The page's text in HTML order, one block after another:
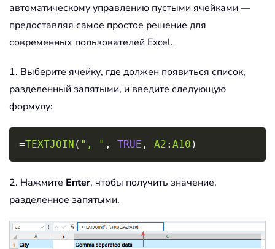
автоматическому управлению пустыми ячейками —
предоставляя самое простое решение для
современных пользователей Excel.
1. Выберите ячейку, где должен появиться список,
разделенный запятыми, и введите следующую
формулу:
=TEXTJOIN ( ", " , TRUE , A2 : A10 )
2. Нажмите Enter, чтобы получить значение,
разделенное запятыми.